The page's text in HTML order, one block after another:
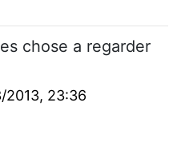
chose a regarder
2013, 23:36